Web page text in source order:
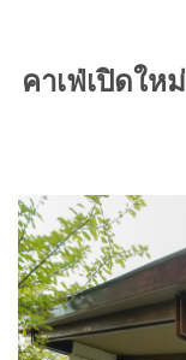
คาเฟ่เปิดใ